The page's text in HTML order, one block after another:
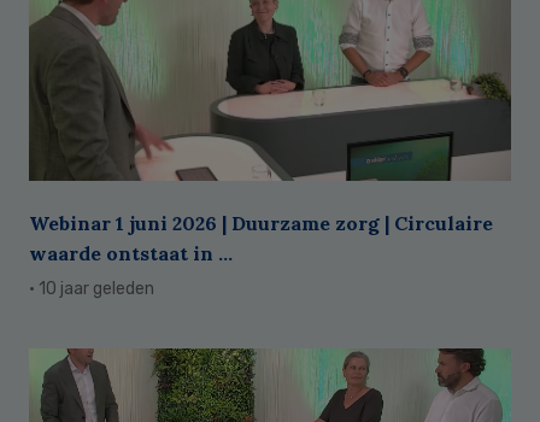
Webinar 1 juni 2026 | Duurzame zorg | Circulaire
waarde ontstaat in ...
· 10 jaar geleden